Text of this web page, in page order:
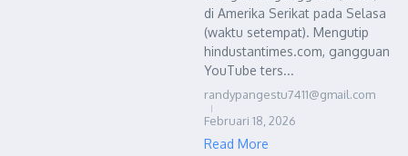
di Amerika Serikat pada Selasa
(waktu setempat). Mengutip
hindustantimes.com, gangguan
YouTube ters...
randypangestu7411@gmail.com
Februari 18, 2026
Read More